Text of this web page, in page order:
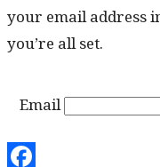
your email address
you’re all set.
Email